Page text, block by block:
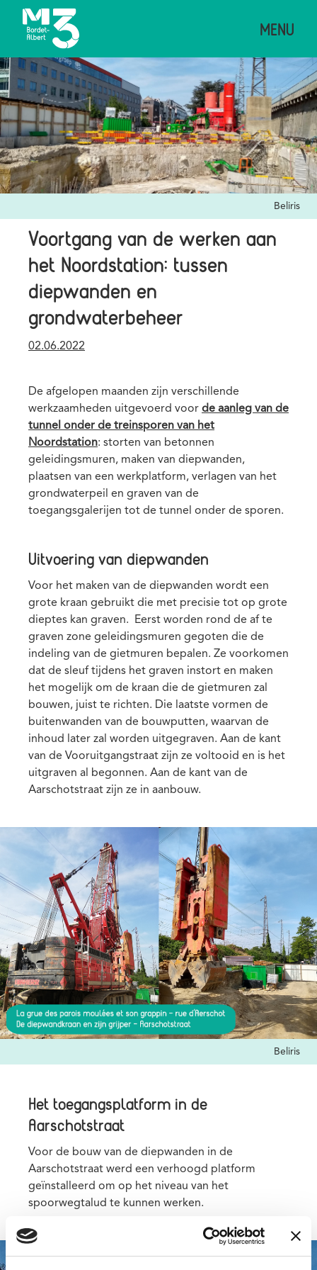
Overslaan
de
inhoud
gaan
MENU
Afbeelding
Beliris
Voortgang van de werken aan
het Noordstation: tussen
diepwanden en
grondwaterbeheer
Publication
02.06.2022
De afgelopen maanden zijn verschillende
werkzaamheden uitgevoerd voor de aanleg van de
tunnel onder de treinsporen van het
Noordstation: storten van betonnen
geleidingsmuren, maken van diepwanden,
plaatsen van een werkplatform, verlagen van het
grondwaterpeil en graven van de
toegangsgalerijen tot de tunnel onder de sporen.
Uitvoering van diepwanden
Voor het maken van de diepwanden wordt een
grote kraan gebruikt die met precisie tot op grote
dieptes kan graven. Eerst worden rond de af te
graven zone geleidingsmuren gegoten die de
indeling van de gietmuren bepalen. Ze voorkomen
dat de sleuf tijdens het graven instort en maken
het mogelijk om de kraan die de gietmuren zal
bouwen, juist te richten. Die laatste vormen de
buitenwanden van de bouwputten, waarvan de
inhoud later zal worden uitgegraven. Aan de kant
van de Vooruitgangstraat zijn ze voltooid en is het
uitgraven al begonnen. Aan de kant van de
Aarschotstraat zijn ze in aanbouw.
Afbeelding
Beliris
Het toegangsplatform in de
Aarschotstraat
Voor de bouw van de diepwanden in de
Aarschotstraat werd een verhoogd platform
geïnstalleerd om op het niveau van het
spoorwegtalud te kunnen werken.